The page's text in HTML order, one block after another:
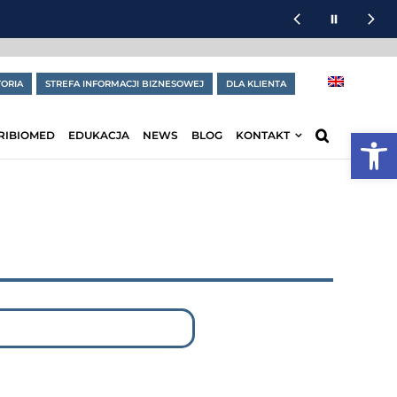
STREFA INFORMACJI BIZNESOWEJ DLA KLIENTA
EDUKACJA NEWS BLOG KONTAKT